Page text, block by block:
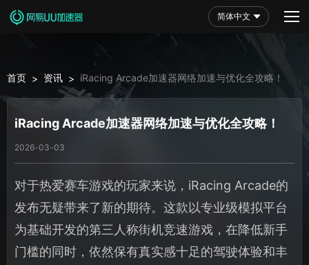
简体中文
首页 > 资讯 > iRacing Arcade加速器网络加速与优化全攻略！
iRacing Arcade加速器网络加速与优化全攻略！
2026-03-03
对于热爱赛车游戏的玩家来说，iRacing Arcade的
发布无疑带来了新的期待。这款以专业级模拟平台
为基础开发的第三人称街机竞速游戏，在降低新手
门槛的同时，依然保有真实感十足的驾驶体验和丰